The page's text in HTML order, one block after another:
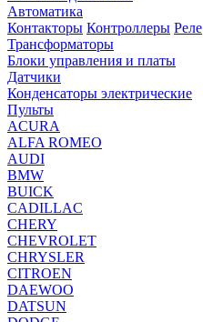
Автоматика
Контакторы Контроллеры Реле
Трансформаторы
Блоки управления и платы
Датчики
Конденсаторы электрические
Пульты
ACURA
ALFA ROMEO
AUDI
BMW
BUICK
CADILLAC
CHERY
CHEVROLET
CHRYSLER
CITROEN
DAEWOO
DATSUN